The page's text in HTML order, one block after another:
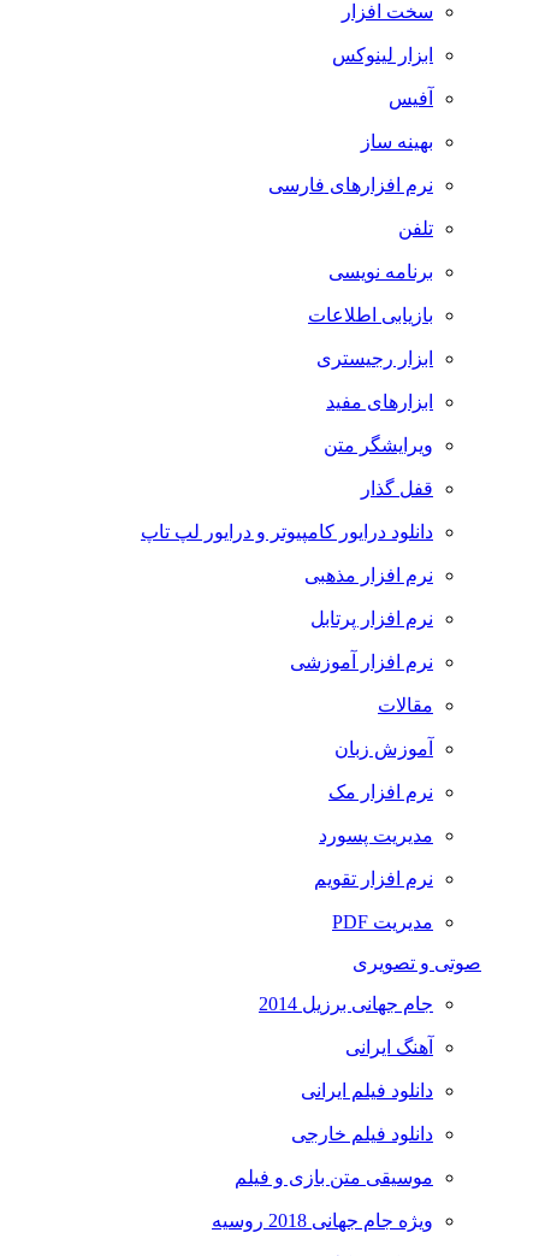
سخت افزار
ابزار لینوکس
آفیس
بهینه ساز
نرم افزارهای فارسی
تلفن
برنامه نویسی
بازیابی اطلاعات
ابزار رجیستری
ابزارهای مفید
ویرایشگر متن
قفل گذار
دانلود درایور کامپیوتر و درایور لپ تاپ
نرم افزار مذهبی
نرم افزار پرتابل
نرم افزار آموزشی
مقالات
آموزش زبان
نرم افزار مک
مدیریت پسورد
نرم افزار تقویم
مدیریت PDF
صوتی و تصویری
جام جهانی برزیل 2014
آهنگ ایرانی
دانلود فیلم ایرانی
دانلود فیلم خارجی
موسیقی متن بازی و فیلم
ویژه جام جهانی 2018 روسیه